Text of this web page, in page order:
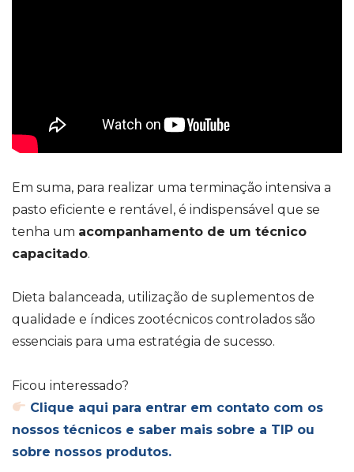
Em suma, para realizar uma terminação intensiva a
pasto eficiente e rentável, é indispensável que se
tenha um acompanhamento de um técnico
capacitado.
Dieta balanceada, utilização de suplementos de
qualidade e índices zootécnicos controlados são
essenciais para uma estratégia de sucesso.
Ficou interessado?
Clique aqui para entrar em contato com os
nossos técnicos e saber mais sobre a TIP ou
sobre nossos produtos.